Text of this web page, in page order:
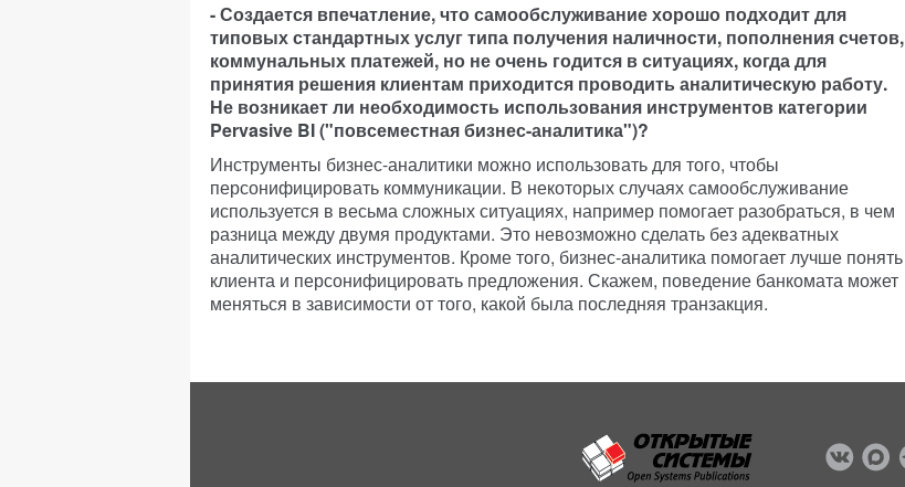
- Создается впечатление, что самообслуживание хорошо подходит для
типовых стандартных услуг типа получения наличности, пополнения счетов,
коммунальных платежей, но не очень годится в ситуациях, когда для
принятия решения клиентам приходится проводить аналитическую работу.
Не возникает ли необходимость использования инструментов категории
Pervasive BI ("повсеместная бизнес-аналитика")?
Инструменты бизнес-аналитики можно использовать для того, чтобы
персонифицировать коммуникации. В некоторых случаях самообслуживание
используется в весьма сложных ситуациях, например помогает разобраться, в чем
разница между двумя продуктами. Это невозможно сделать без адекватных
аналитических инструментов. Кроме того, бизнес-аналитика помогает лучше понять
клиента и персонифицировать предложения. Скажем, поведение банкомата может
меняться в зависимости от того, какой была последняя транзакция.